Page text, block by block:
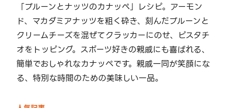
「プルーンとナッツのカナッペ」レシピ。アーモン
ド、マカダミアナッツを粗く砕き、刻んだプルーンと
クリームチーズを混ぜてクラッカーにのせ、ピスタチ
オをトッピング。スポーツ好きの親戚にも喜ばれる、
簡単でおしゃれなカナッペです。親戚一同が笑顔にな
る、特別な時間のための美味しい一品。